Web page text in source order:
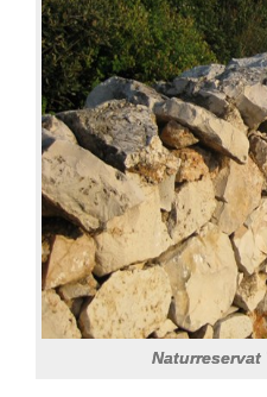
Naturreservat